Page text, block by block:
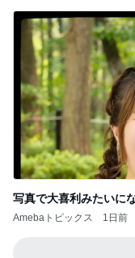
写真で大喜利みたいに
Amebaトピックス 1日前
Amebaト